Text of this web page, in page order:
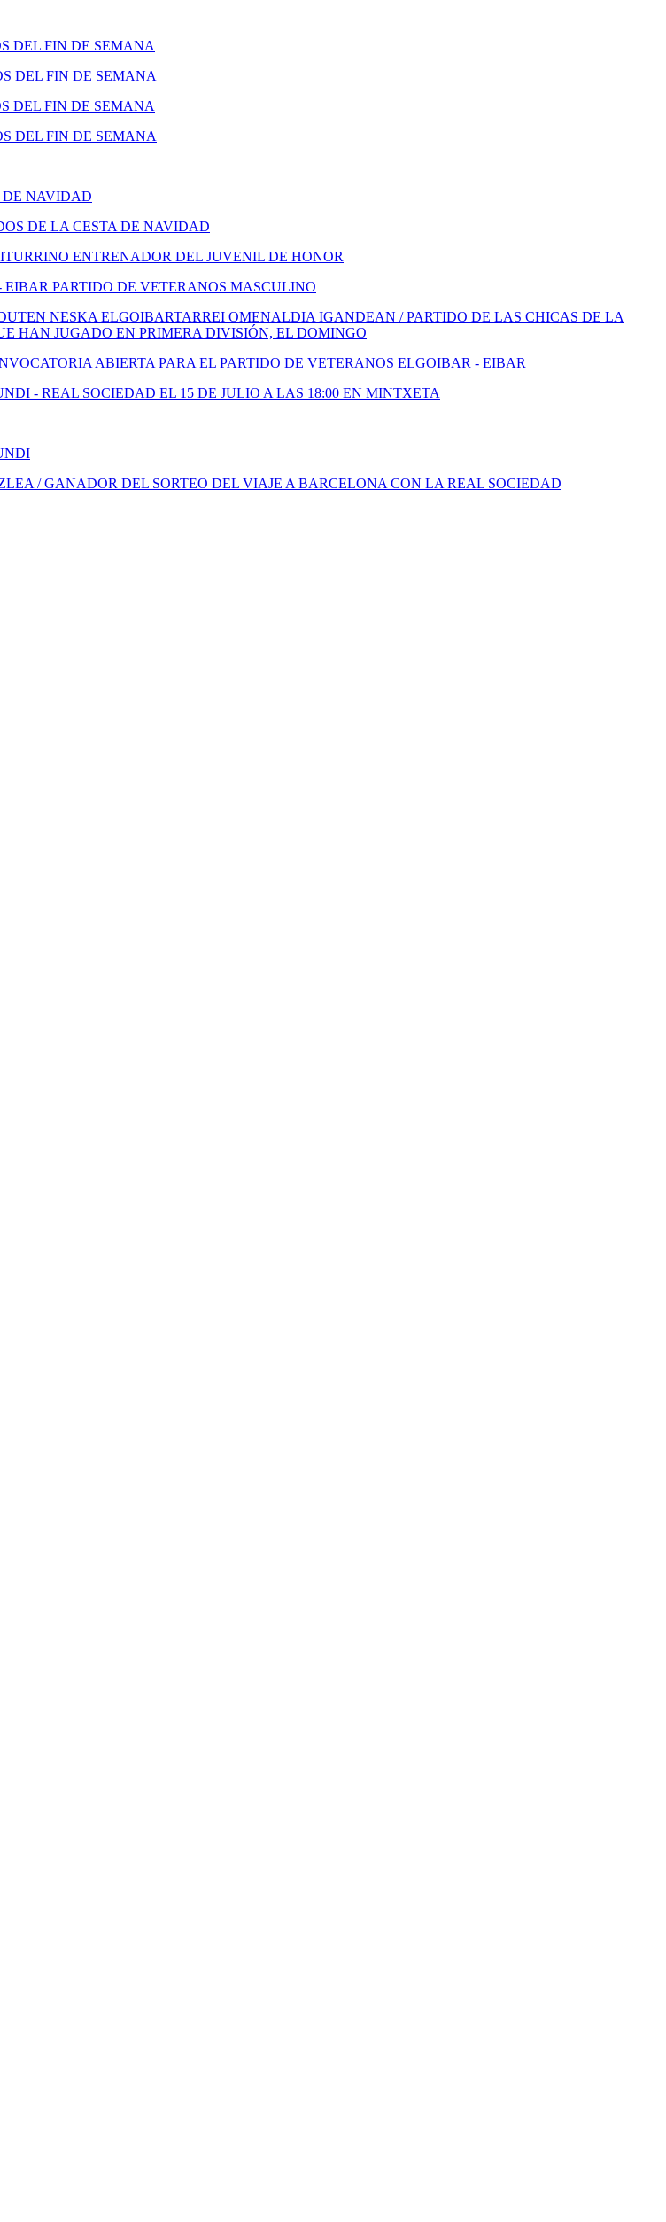
DEL FIN DE SEMANA
DEL FIN DE SEMANA
DEL FIN DE SEMANA
DEL FIN DE SEMANA
DE NAVIDAD
DE LA CESTA DE NAVIDAD
ENTRENADOR DEL JUVENIL DE HONOR
PARTIDO DE VETERANOS MASCULINO
NESKA ELGOIBARTARREI OMENALDIA IGANDEAN / PARTIDO DE LAS CHICAS DE LA
HAN JUGADO EN PRIMERA DIVISIÓN, EL DOMINGO
ABIERTA PARA EL PARTIDO DE VETERANOS ELGOIBAR - EIBAR
- REAL SOCIEDAD EL 15 DE JULIO A LAS 18:00 EN MINTXETA
/ GANADOR DEL SORTEO DEL VIAJE A BARCELONA CON LA REAL SOCIEDAD